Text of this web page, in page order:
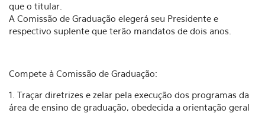
que o titular.
A Comissão de Graduação elegerá seu Presidente e
respectivo suplente que terão mandatos de dois anos.
Compete à Comissão de Graduação:
1. Traçar diretrizes e zelar pela execução dos programas da
área de ensino de graduação, obedecida a orientação geral